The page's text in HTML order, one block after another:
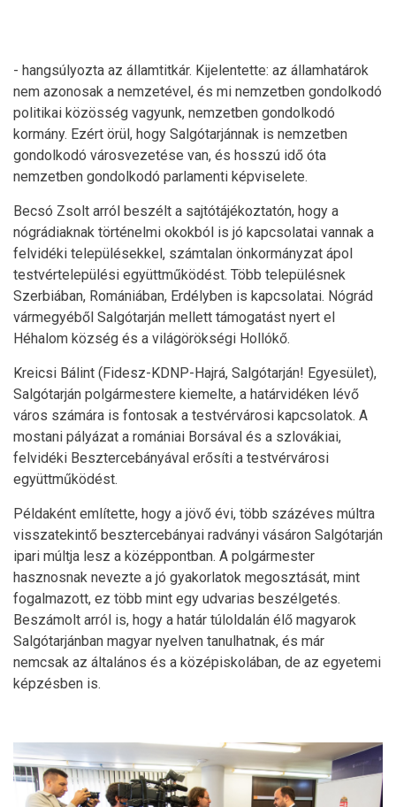
- hangsúlyozta az államtitkár. Kijelentette: az államhatárok
nem azonosak a nemzetével, és mi nemzetben gondolkodó
politikai közösség vagyunk, nemzetben gondolkodó
kormány. Ezért örül, hogy Salgótarjánnak is nemzetben
gondolkodó városvezetése van, és hosszú idő óta
nemzetben gondolkodó parlamenti képviselete.
Becsó Zsolt arról beszélt a sajtótájékoztatón, hogy a
nógrádiaknak történelmi okokból is jó kapcsolatai vannak a
felvidéki településekkel, számtalan önkormányzat ápol
testvértelepülési együttműködést. Több településnek
Szerbiában, Romániában, Erdélyben is kapcsolatai. Nógrád
vármegyéből Salgótarján mellett támogatást nyert el
Héhalom község és a világörökségi Hollókő.
Kreicsi Bálint (Fidesz-KDNP-Hajrá, Salgótarján! Egyesület),
Salgótarján polgármestere kiemelte, a határvidéken lévő
város számára is fontosak a testvérvárosi kapcsolatok. A
mostani pályázat a romániai Borsával és a szlovákiai,
felvidéki Besztercebányával erősíti a testvérvárosi
együttműködést.
Példaként említette, hogy a jövő évi, több százéves múltra
visszatekintő besztercebányai radványi vásáron Salgótarján
ipari múltja lesz a középpontban. A polgármester
hasznosnak nevezte a jó gyakorlatok megosztását, mint
fogalmazott, ez több mint egy udvarias beszélgetés.
Beszámolt arról is, hogy a határ túloldalán élő magyarok
Salgótarjánban magyar nyelven tanulhatnak, és már
nemcsak az általános és a középiskolában, de az egyetemi
képzésben is.